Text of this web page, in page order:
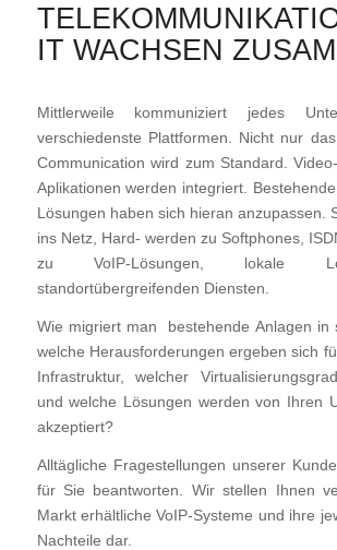
IT WACHSEN
Mittlerweile kommuniziert jedes
verschiedenste Plattformen. Nicht nur
Communication wird zum Standard.
Aplikationen werden integriert.
Lösungen haben sich hieran anzupassen.
ins Netz, Hard- werden zu Softphones,
zu VoIP-Lösungen, lokale
standortübergreifenden Diensten.
Wie migriert man bestehende Anlagen in
welche Herausforderungen ergeben sich
Infrastruktur, welcher
und welche Lösungen werden von Ihren
akzeptiert?
Alltägliche Fragestellungen unserer
für Sie beantworten. Wir stellen Ihnen
Markt erhältliche VoIP-Systeme und ihre
Nachteile dar.